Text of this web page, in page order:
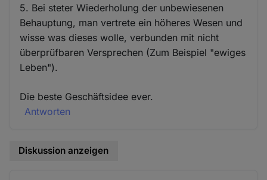
5. Bei steter Wiederholung der unbewiesenen
Behauptung, man vertrete ein höheres Wesen und
wisse was dieses wolle, verbunden mit nicht
überprüfbaren Versprechen (Zum Beispiel "ewiges
Leben").
Die beste Geschäftsidee ever.
Antworten
Diskussion anzeigen